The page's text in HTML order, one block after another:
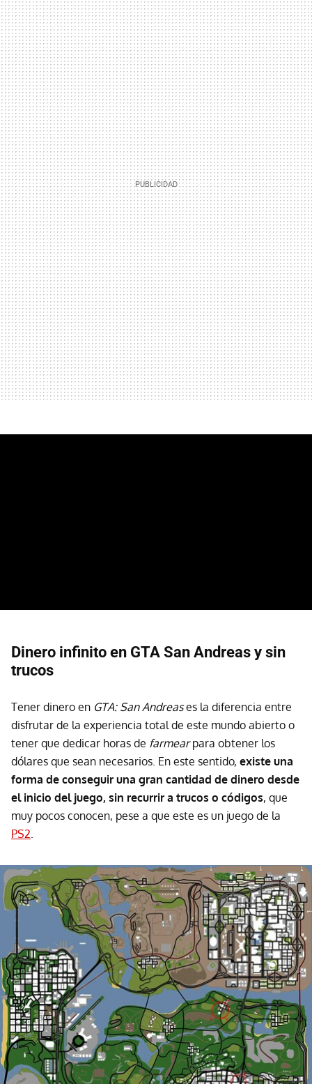
Dinero infinito en GTA San Andreas y sin
trucos
Tener dinero en GTA: San Andreases la diferencia entre
disfrutar de la experiencia total de este mundo abierto o
tener que dedicar horas de farmearpara obtener los
dólares que sean necesarios. En este sentido, existe una
forma de conseguir una gran cantidad de dinero desde
el inicio del juego, sin recurrir a trucos o códigos, que
muy pocos conocen, pese a que este es un juego de la
PS2.